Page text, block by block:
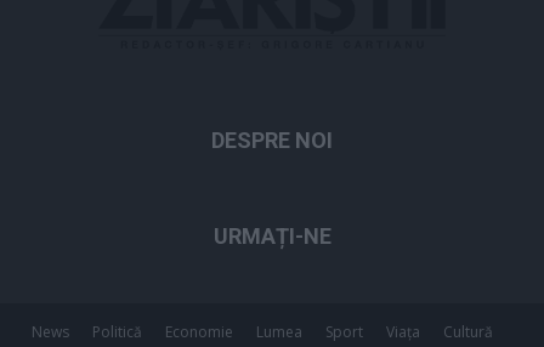
DESPRE NOI
URMAȚI-NE
News Politică Economie Lumea Sport Viața Cultură